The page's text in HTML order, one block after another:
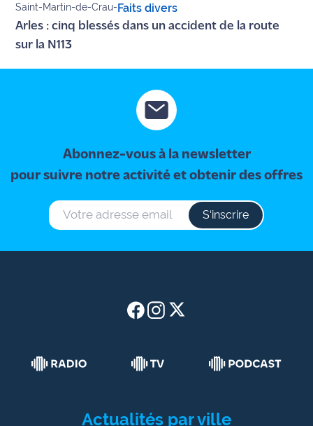
Mention
légales
Saint-Martin-de-Crau-Faits divers
Arles : cinq blessés dans un accident de la route
sur la N113
Abonnez-vous à la newsletter
pour suivre notre activité et obtenir des offres
S‘inscrire
Actualités par ville